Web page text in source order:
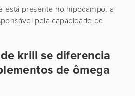
está presente no hipocampo, a
pela capacidade de
krill se diferencia
de ômega